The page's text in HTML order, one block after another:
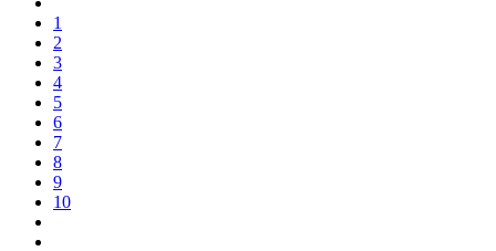
1
2
3
4
5
6
7
8
9
10